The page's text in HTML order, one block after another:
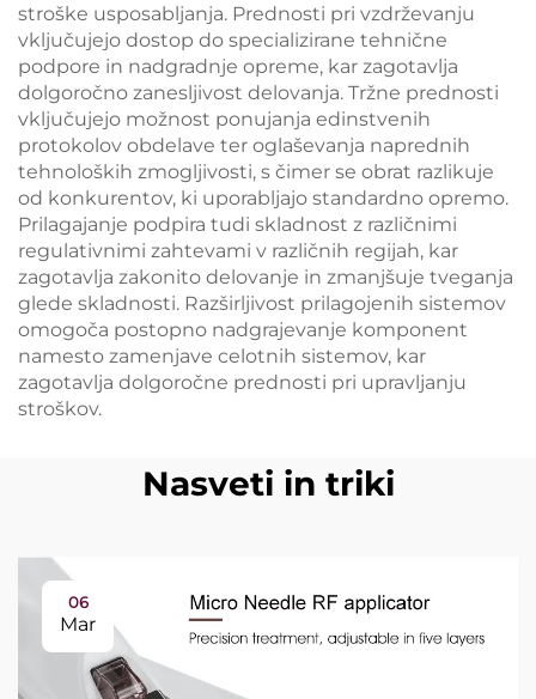
stroške usposabljanja. Prednosti pri vzdrževanju
vključujejo dostop do specializirane tehnične
podpore in nadgradnje opreme, kar zagotavlja
dolgoročno zanesljivost delovanja. Tržne prednosti
vključujejo možnost ponujanja edinstvenih
protokolov obdelave ter oglaševanja naprednih
tehnoloških zmogljivosti, s čimer se obrat razlikuje
od konkurentov, ki uporabljajo standardno opremo.
Prilagajanje podpira tudi skladnost z različnimi
regulativnimi zahtevami v različnih regijah, kar
zagotavlja zakonito delovanje in zmanjšuje tveganja
glede skladnosti. Razširljivost prilagojenih sistemov
omogoča postopno nadgrajevanje komponent
namesto zamenjave celotnih sistemov, kar
zagotavlja dolgoročne prednosti pri upravljanju
stroškov.
Nasveti in triki
06
Mar